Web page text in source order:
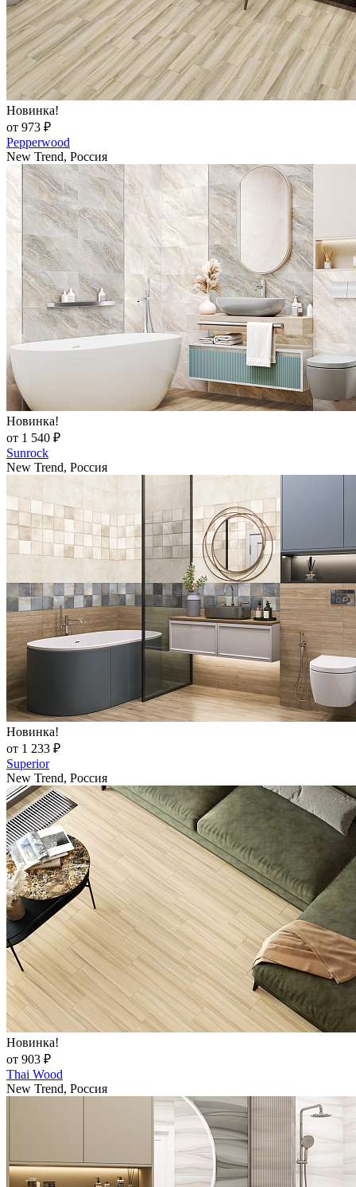
Новинка!
от 973 ₽
Pepperwood
New Trend, Россия
Новинка!
от 1 540 ₽
Sunrock
New Trend, Россия
Новинка!
от 1 233 ₽
Superior
New Trend, Россия
Новинка!
от 903 ₽
Thai Wood
New Trend, Россия